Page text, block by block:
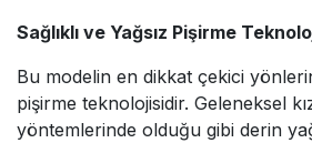
Sağlıklı ve Yağsız Pişirme
Bu modelin en dikkat çekici
pişirme teknolojisidir. Geleneksel
yöntemlerinde olduğu gibi derin